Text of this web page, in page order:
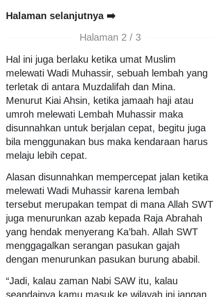
Halaman selanjutnya ➡️
Halaman 2 / 3
Hal ini juga berlaku ketika umat Muslim
melewati Wadi Muhassir, sebuah lembah yang
terletak di antara Muzdalifah dan Mina.
Menurut Kiai Ahsin, ketika jamaah haji atau
umroh melewati Lembah Muhassir maka
disunnahkan untuk berjalan cepat, begitu juga
bila menggunakan bus maka kendaraan harus
melaju lebih cepat.
Alasan disunnahkan mempercepat jalan ketika
melewati Wadi Muhassir karena lembah
tersebut merupakan tempat di mana Allah SWT
juga menurunkan azab kepada Raja Abrahah
yang hendak menyerang Ka’bah. Allah SWT
menggagalkan serangan pasukan gajah
dengan menurunkan pasukan burung ababil.
“Jadi, kalau zaman Nabi SAW itu, kalau
seandainya kamu masuk ke wilayah ini jangan